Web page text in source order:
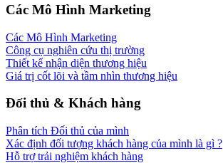
Các Mô Hình Marketing
Các Mô Hình Marketing
Công cụ nghiên cứu thị trường
Thiết kế nhận diện thương hiệu
Giá trị cốt lõi và tầm nhìn thương hiệu
Đối thủ & Khách hàng
Phân tích Đối thủ của mình
Xác định đối tượng khách hàng của mình là gì ?
Hỗ trợ trải nghiệm khách hàng